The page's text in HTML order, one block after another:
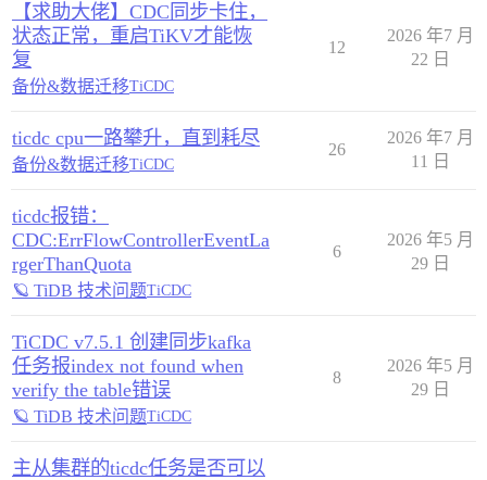
【求助大佬】CDC同步卡住，
状态正常，重启TiKV才能恢
复
备份&数据迁移TiCDC
12
2026 年7 月
22 日
ticdc cpu一路攀升，直到耗尽
备份&数据迁移TiCDC
26
2026 年7 月
11 日
ticdc报错：
CDC:ErrFlowControllerEventLa
rgerThanQuota
🪐 TiDB 技术问题TiCDC
6
2026 年5 月
29 日
TiCDC v7.5.1 创建同步kafka
任务报index not found when
verify the table错误
🪐 TiDB 技术问题TiCDC
8
2026 年5 月
29 日
主从集群的ticdc任务是否可以